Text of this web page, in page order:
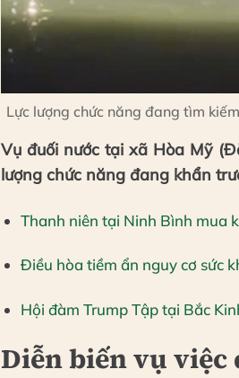
Lực lượng chức năng đang tìm
Vụ đuối nước tại xã Hòa Mỹ
lượng chức năng đang khẩn
Thanh niên tại Ninh Bình mua
Điều hòa tiềm ẩn nguy cơ sức
Hội đàm Trump Tập tại Bắc
Diễn biến vụ việc